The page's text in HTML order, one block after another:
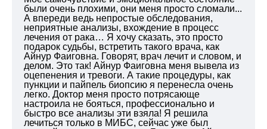
были очень плохими, они меня просто сломали...
А впереди ведь непростые обследования,
неприятные анализы, вхождение в процесс
лечения от рака… Я хочу сказать, это просто
подарок судьбы, встретить такого врача, как
Айнур Фаиговна. Говорят, врач лечит и словом, и
делом. Это так! Айнур Фаиговна меня вывела из
оцепенения и тревоги. А такие процедуры, как
пункции и пайпель биопсию я перенесла очень
легко. Доктор меня просто потрясающе
настроила не бояться, профессионально и
быстро все анализы эти взяла! Я решила
лечиться только в МИБС, сейчас уже был